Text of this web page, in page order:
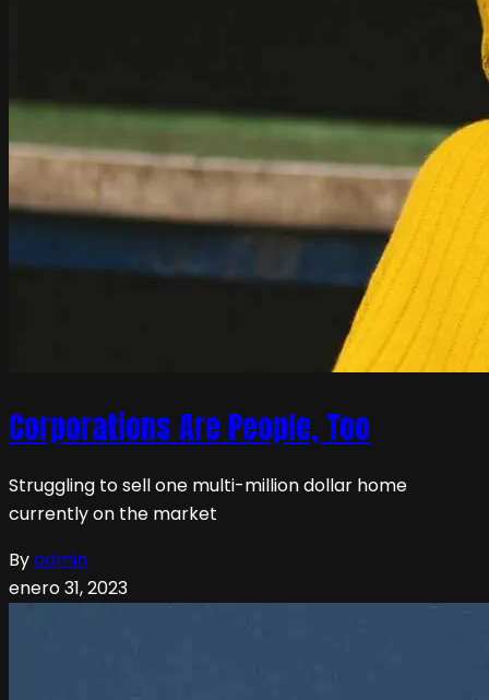
Corporations Are People, Too
Struggling to sell one multi-million dollar home
currently on the market
Byadmin
enero 31, 2023